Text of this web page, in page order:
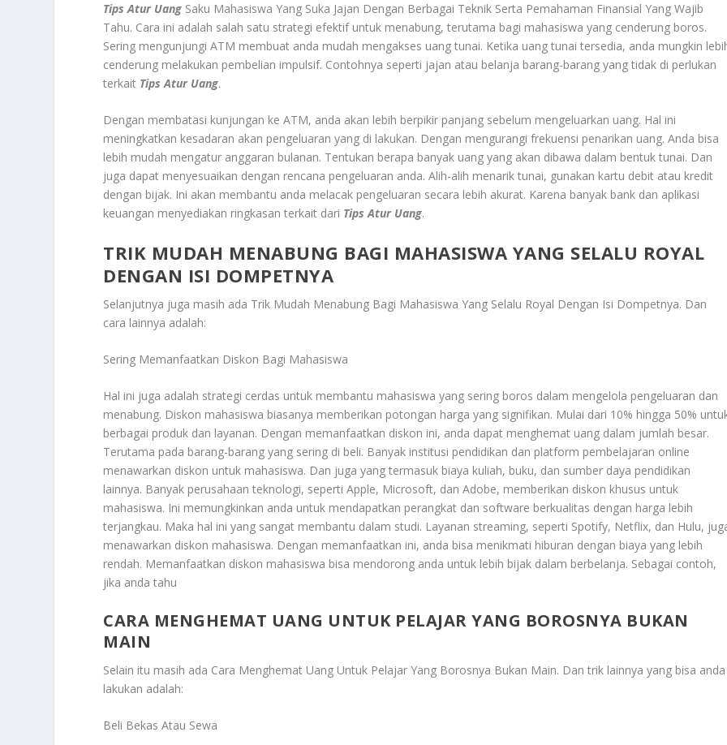
Tips Atur Uang Saku Mahasiswa Yang Suka Jajan Dengan Berbagai Teknik Serta Pemahaman Finansial Yang Wajib
Tahu. Cara ini adalah salah satu strategi efektif untuk menabung, terutama bagi mahasiswa yang cenderung boros.
Sering mengunjungi ATM membuat anda mudah mengakses uang tunai. Ketika uang tunai tersedia, anda mungkin
cenderung melakukan pembelian impulsif. Contohnya seperti jajan atau belanja barang-barang yang tidak di perlukan
terkait Tips Atur Uang.
Dengan membatasi kunjungan ke ATM, anda akan lebih berpikir panjang sebelum mengeluarkan uang. Hal ini
meningkatkan kesadaran akan pengeluaran yang di lakukan. Dengan mengurangi frekuensi penarikan uang. Anda bisa
lebih mudah mengatur anggaran bulanan. Tentukan berapa banyak uang yang akan dibawa dalam bentuk tunai. Dan
juga dapat menyesuaikan dengan rencana pengeluaran anda. Alih-alih menarik tunai, gunakan kartu debit atau kredit
dengan bijak. Ini akan membantu anda melacak pengeluaran secara lebih akurat. Karena banyak bank dan aplikasi
keuangan menyediakan ringkasan terkait dari Tips Atur Uang.
TRIK MUDAH MENABUNG BAGI MAHASISWA YANG SELALU ROYAL
DENGAN ISI DOMPETNYA
Selanjutnya juga masih ada Trik Mudah Menabung Bagi Mahasiswa Yang Selalu Royal Dengan Isi Dompetnya. Dan
cara lainnya adalah:
Sering Memanfaatkan Diskon Bagi Mahasiswa
Hal ini juga adalah strategi cerdas untuk membantu mahasiswa yang sering boros dalam mengelola pengeluaran dan
menabung. Diskon mahasiswa biasanya memberikan potongan harga yang signifikan. Mulai dari 10% hingga 50%
berbagai produk dan layanan. Dengan memanfaatkan diskon ini, anda dapat menghemat uang dalam jumlah besar.
Terutama pada barang-barang yang sering di beli. Banyak institusi pendidikan dan platform pembelajaran online
menawarkan diskon untuk mahasiswa. Dan juga yang termasuk biaya kuliah, buku, dan sumber daya pendidikan
lainnya. Banyak perusahaan teknologi, seperti Apple, Microsoft, dan Adobe, memberikan diskon khusus untuk
mahasiswa. Ini memungkinkan anda untuk mendapatkan perangkat dan software berkualitas dengan harga lebih
terjangkau. Maka hal ini yang sangat membantu dalam studi. Layanan streaming, seperti Spotify, Netflix, dan Hulu,
menawarkan diskon mahasiswa. Dengan memanfaatkan ini, anda bisa menikmati hiburan dengan biaya yang lebih
rendah. Memanfaatkan diskon mahasiswa bisa mendorong anda untuk lebih bijak dalam berbelanja. Sebagai contoh,
jika anda tahu
CARA MENGHEMAT UANG UNTUK PELAJAR YANG BOROSNYA BUKAN
MAIN
Selain itu masih ada Cara Menghemat Uang Untuk Pelajar Yang Borosnya Bukan Main. Dan trik lainnya yang bisa anda
lakukan adalah:
Beli Bekas Atau Sewa